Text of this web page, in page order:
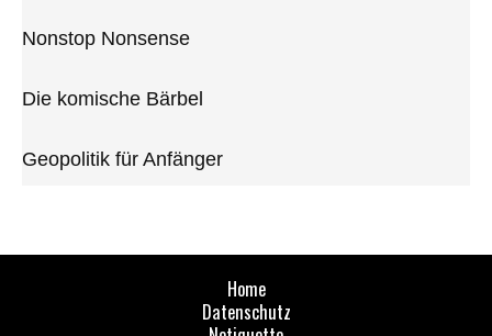
Nonstop Nonsense
Die komische Bärbel
Geopolitik für Anfänger
Home
Datenschutz